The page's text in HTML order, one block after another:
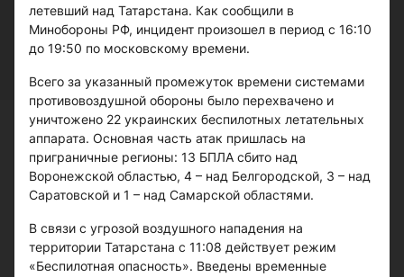
летевший над Татарстана. Как сообщили в
Минобороны РФ, инцидент произошел в период с 16:10
до 19:50 по московскому времени.
Всего за указанный промежуток времени системами
противовоздушной обороны было перехвачено и
уничтожено 22 украинских беспилотных летательных
аппарата. Основная часть атак пришлась на
приграничные регионы: 13 БПЛА сбито над
Воронежской областью, 4 – над Белгородской, 3 – над
Саратовской и 1 – над Самарской областями.
В связи с угрозой воздушного нападения на
территории Татарстана с 11:08 действует режим
«Беспилотная опасность». Введены временные